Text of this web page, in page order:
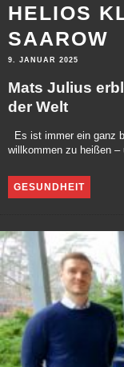
HELIOS
SAAROW
9. JANUAR 2025
Mats Julius
der Welt
Es ist immer ein ganz
willkommen zu heißen
GESUNDHEIT